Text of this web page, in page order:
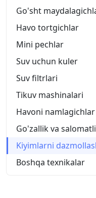
Go'sht
Havo tortgichlar
Mini pechlar
Suv uchun kuler
Suv filtrlari
Tikuv mashinalari
Havoni
Go'zallik va
Kiyimlarni
Boshqa texnikalar